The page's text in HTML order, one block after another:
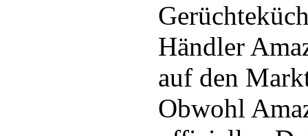
Händler
auf den
Obwohl